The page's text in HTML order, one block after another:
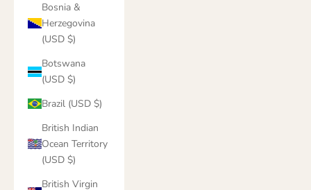
Bosnia &
Herzegovina
(USD $)
Botswana
(USD $)
Brazil (USD $)
British Indian
Ocean Territory
(USD $)
British Virgin